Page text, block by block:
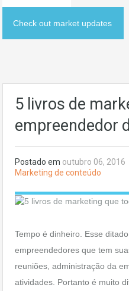
Check out market updates
5 livros de
empreendedor
Postado em outubro 06, 2016
Marketing de conteúdo
Tempo é dinheiro. Esse
empreendedores que tem
reuniões, administração da
atividades. Portanto é muito